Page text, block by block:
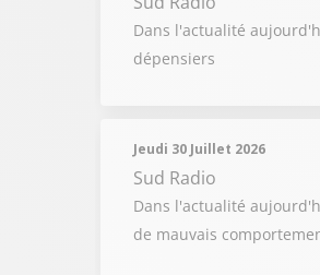
Dans l'actualité
dépensiers
Jeudi 30 Juillet 2026
Sud Radio
Dans l'actualité
de mauvais